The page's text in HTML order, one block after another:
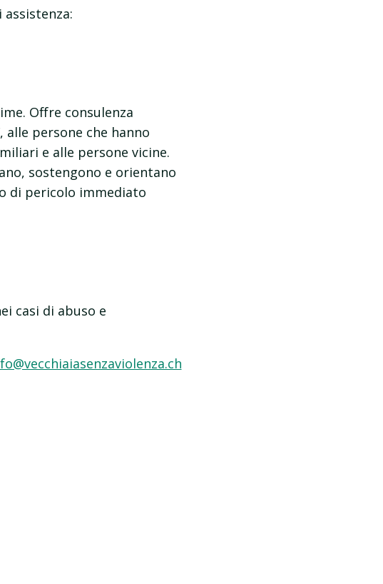
Offre consulenza
alle persone che hanno
e alle persone vicine.
sostengono e orientano
di pericolo immediato
casi di abuso e